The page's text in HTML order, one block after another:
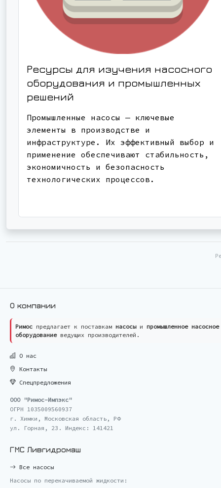
Ресурсы для изучения насосного
оборудования и промышленных
решений
Промышленные насосы — ключевые
элементы в производстве и
инфраструктуре. Их эффективный выбор и
применение обеспечивают стабильность,
экономичность и безопасность
технологических процессов.
О компании
Римос предлагает к поставкам насосыи промышленное насосное
оборудованиеведущих производителей.
О нас
Контакты
Спецпредложения
ООО "Римос-Импэкс"
ОГРН 1035009560937
г. Химки, Московская область, РФ
ул. Горная, 23. Индекс: 141421
ГМС Ливгидромаш
Все насосы
Насосы по перекачиваемой жидкости: